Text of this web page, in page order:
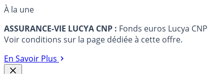
À la une
ASSURANCE-VIE LUCYA CNP : Fonds euros Lucya
Voir conditions sur la page dédiée à cette offre.
En Savoir Plus